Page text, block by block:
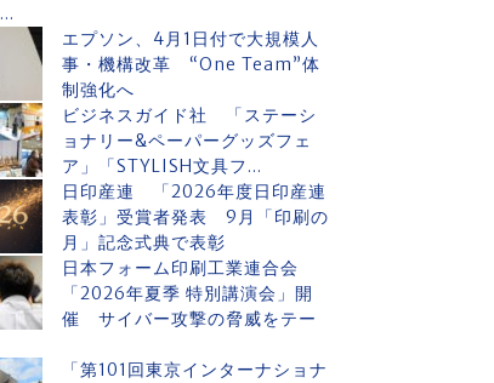
エプソン、4月1日付で大規模人
事・機構改革 “One Team”体
制強化へ
ビジネスガイド社 「ステーシ
ョナリー&ペーパーグッズフェ
ア」「STYLISH文具フ...
日印産連 「2026年度日印産連
表彰」受賞者発表 9月「印刷の
月」記念式典で表彰
日本フォーム印刷工業連合会
「2026年夏季 特別講演会」開
催 サイバー攻撃の脅威をテー
「第101回東京インターナショナ